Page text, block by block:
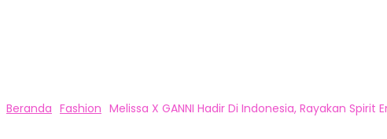
Beranda Fashion Melissa X GANNI Hadir Di Indonesia, Rayakan Spirit